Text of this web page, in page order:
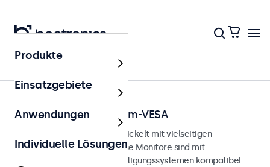
Startseite
Monitore mit 75x75-mm-VESA
75-mm-VESA-Monitore, entwickelt mit vielseitigen
Montagemöglichkeiten. Diese Monitore sind mit
standardisierten VESA-Befestigungssystemen kompatibel
Produkte
Einsatzgebiete
Anwendungen
Individuelle Lösungen